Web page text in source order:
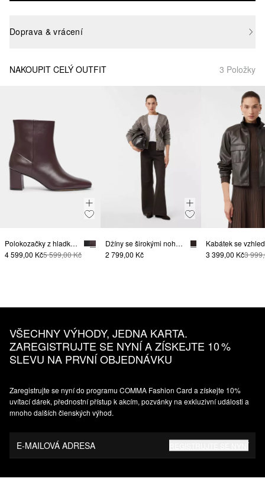
Doprava & vrácení
NAKOUPIT CELÝ OUTFIT 3 Položky
Polokozačky z hladké hovězí usně
4 599,00 Kč5 599,00 Kč
Džíny se širokými nohavicemi, se střihem Relaxed Fit
2 799,00 Kč
3 399,00 Kč3
VŠECHNY VÝHODY, JEDNA KARTA.
ZAREGISTRUJTE SE NYNÍ A ZÍSKEJTE 10 %
SLEVU NA PRVNÍ OBJEDNÁVKU
Zaregistrujte se nyní do programu COMMA Fashion Card a získejte 10%
uvítací dárek, přednostní přístup k akcím, pozvánky na exkluzivní události a
mnoho dalších členských výhod.
E-MAILOVÁ ADRESA